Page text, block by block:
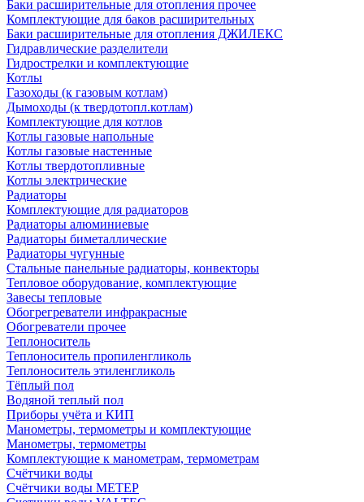
Баки расширительные для отопления прочее
Комплектующие для баков расширительных
Баки расширительные для отопления ДЖИЛЕКС
Гидравлические разделители
Гидрострелки и комплектующие
Котлы
Газоходы (к газовым котлам)
Дымоходы (к твердотопл.котлам)
Комплектующие для котлов
Котлы газовые напольные
Котлы газовые настенные
Котлы твердотопливные
Котлы электрические
Радиаторы
Комплектующие для радиаторов
Радиаторы алюминиевые
Радиаторы биметаллические
Радиаторы чугунные
Стальные панельные радиаторы, конвекторы
Тепловое оборудование, комплектующие
Завесы тепловые
Обогрегреватели инфракрасные
Обогреватели прочее
Теплоноситель
Теплоноситель пропиленгликоль
Теплоноситель этиленгликоль
Тёплый пол
Водяной теплый пол
Приборы учёта и КИП
Манометры, термометры и комплектующие
Манометры, термометры
Комплектующие к манометрам, термометрам
Счётчики воды
Счётчики воды МЕТЕР